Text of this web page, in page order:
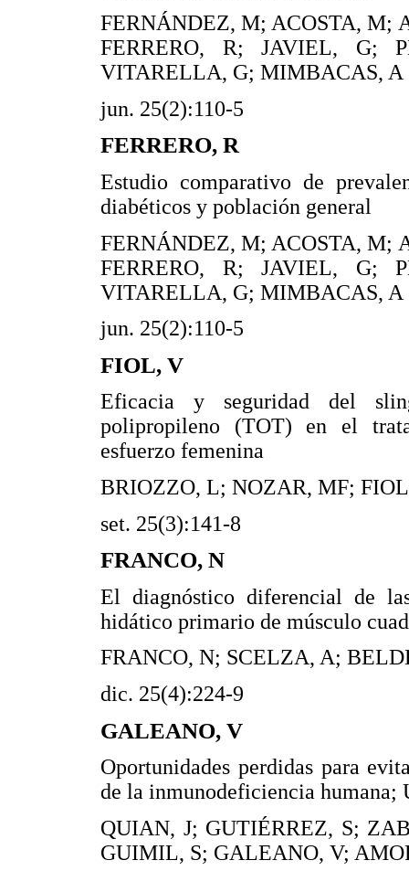
FERNÁNDEZ, M; ACOSTA, M;
FERRERO, R; JAVIEL, G;
VITARELLA, G; MIMBACAS, A
jun. 25(2):110-5
FERRERO, R
Estudio comparativo de
diabéticos y población general
FERNÁNDEZ, M; ACOSTA, M;
FERRERO, R; JAVIEL, G;
VITARELLA, G; MIMBACAS, A
jun. 25(2):110-5
FIOL, V
Eficacia y seguridad del
polipropileno (TOT) en el
esfuerzo femenina
BRIOZZO, L; NOZAR, MF;
set. 25(3):141-8
FRANCO, N
El diagnóstico diferencial de
hidático primario de músculo
FRANCO, N; SCELZA, A;
dic. 25(4):224-9
GALEANO, V
Oportunidades perdidas para
de la inmunodeficiencia humana;
QUIAN, J; GUTIÉRREZ, S;
GUIMIL, S; GALEANO, V;